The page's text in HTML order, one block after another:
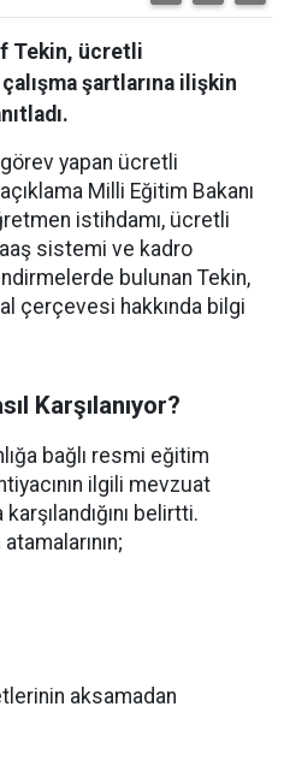
Tekin, ücretli
şartlarına ilişkin
görev yapan ücretli
Milli Eğitim Bakanı
istihdamı, ücretli
sistemi ve kadro
bulunan Tekin,
çerçevesi hakkında bilgi
Karşılanıyor?
bağlı resmi eğitim
ilgili mevzuat
belirtti.
aksamadan